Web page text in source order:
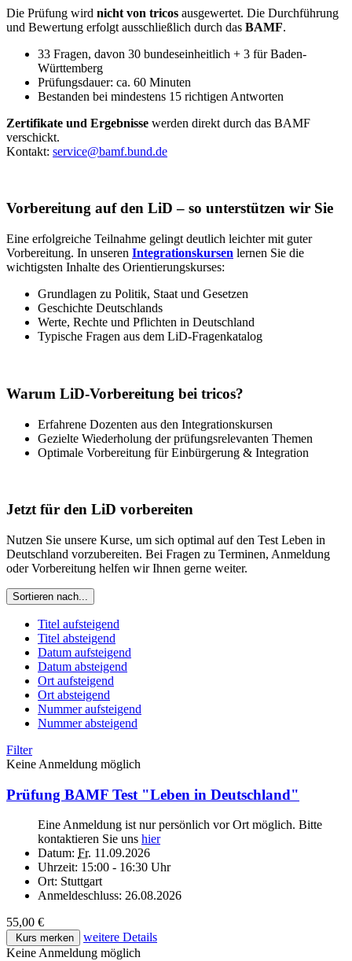
Die Prüfung wird nicht von tricos ausgewertet. Die Durchführung
und Bewertung erfolgt ausschließlich durch das BAMF.
33 Fragen, davon 30 bundeseinheitlich + 3 für Baden-
Württemberg
Prüfungsdauer: ca. 60 Minuten
Bestanden bei mindestens 15 richtigen Antworten
Zertifikate und Ergebnisse werden direkt durch das BAMF
verschickt.
Kontakt: service@bamf.bund.de
Vorbereitung auf den LiD – so unterstützen wir Sie
Eine erfolgreiche Teilnahme gelingt deutlich leichter mit guter
Vorbereitung. In unseren Integrationskursen lernen Sie die
wichtigsten Inhalte des Orientierungskurses:
Grundlagen zu Politik, Staat und Gesetzen
Geschichte Deutschlands
Werte, Rechte und Pflichten in Deutschland
Typische Fragen aus dem LiD-Fragenkatalog
Warum LiD-Vorbereitung bei tricos?
Erfahrene Dozenten aus den Integrationskursen
Gezielte Wiederholung der prüfungsrelevanten Themen
Optimale Vorbereitung für Einbürgerung & Integration
Jetzt für den LiD vorbereiten
Nutzen Sie unsere Kurse, um sich optimal auf den Test Leben in
Deutschland vorzubereiten. Bei Fragen zu Terminen, Anmeldung
oder Vorbereitung helfen wir Ihnen gerne weiter.
Sortieren nach...
Titel aufsteigend
Titel absteigend
Datum aufsteigend
Datum absteigend
Ort aufsteigend
Ort absteigend
Nummer aufsteigend
Nummer absteigend
Filter
Keine Anmeldung möglich
Prüfung BAMF Test "Leben in Deutschland"
Eine Anmeldung ist nur persönlich vor Ort möglich. Bitte
kontaktieren Sie uns hier
Datum: Fr. 11.09.2026
Uhrzeit: 15:00 - 16:30 Uhr
Ort: Stuttgart
Anmeldeschluss: 26.08.2026
55,00 €
Kurs merken
weitere Details
Keine Anmeldung möglich